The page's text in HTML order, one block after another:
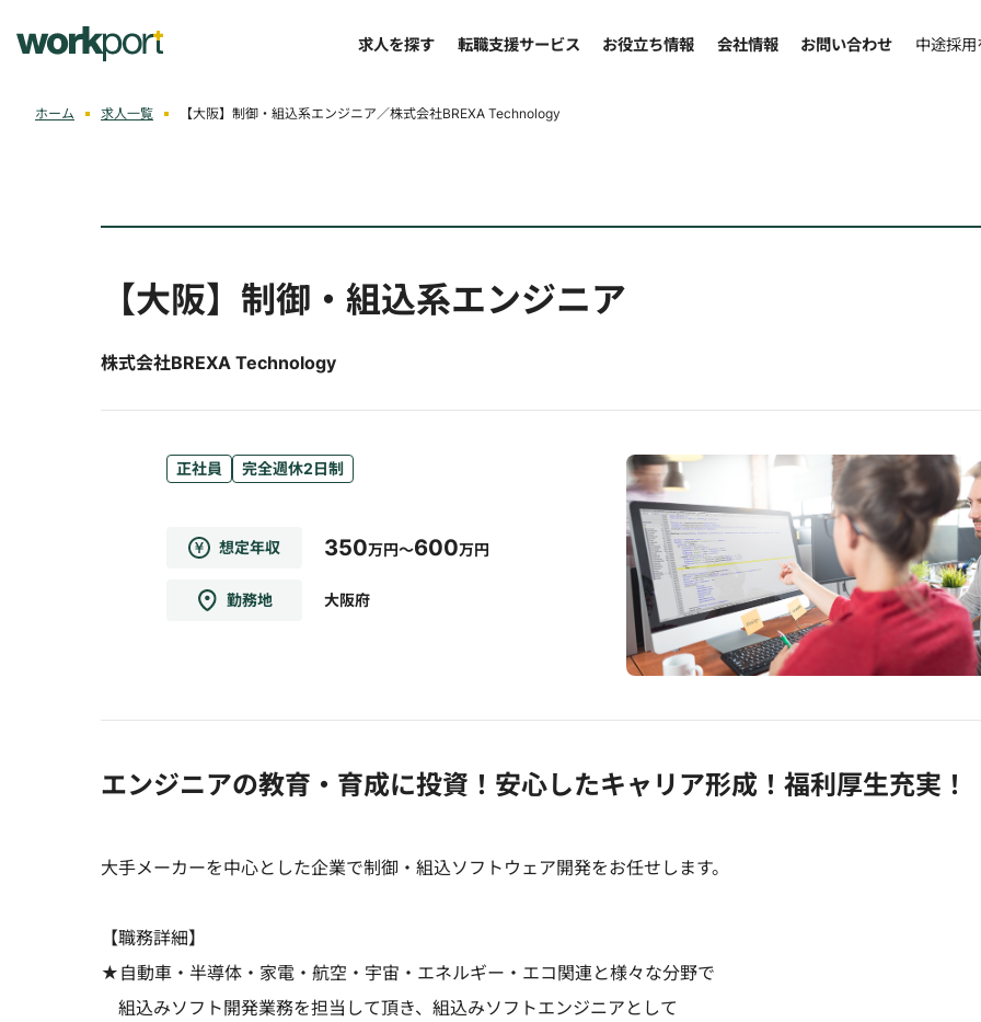
求人を探す 転職支援サービス お役立ち情報 会社情報 お問い合わせ 中途採
ホーム 求人一覧 【大阪】制御・組込系エンジニア／株式会社BREXA Technology
【大阪】制御・組込系エンジニア
株式会社BREXA Technology
正社員 完全週休2日制
想定年収 350万円～600万円
勤務地 大阪府
エンジニアの教育・育成に投資！安心したキャリア形成！福利厚生充実！
大手メーカーを中心とした企業で制御・組込ソフトウェア開発をお任せします。
【職務詳細】
★自動車・半導体・家電・航空・宇宙・エネルギー・エコ関連と様々な分野で
組込みソフト開発業務を担当して頂き、組込みソフトエンジニアとして